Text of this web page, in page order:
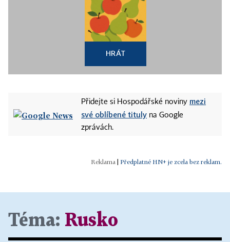
HRÁT
Přidejte si Hospodářské noviny mezi
své oblíbené tituly na Google
zprávách.
Předplatné HN+ je zcela bez reklam.
Téma: Rusko